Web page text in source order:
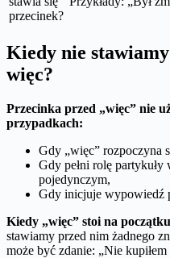
przecinek?
Kiedy nie
więc?
Przecinka przed „więc” nie
przypadkach:
Gdy „więc” rozpoczyna
Gdy pełni rolę
pojedynczym,
Gdy inicjuje wypowiedź
Kiedy „więc” stoi na
stawiamy przed nim żadnego
może być zdanie: „Nie